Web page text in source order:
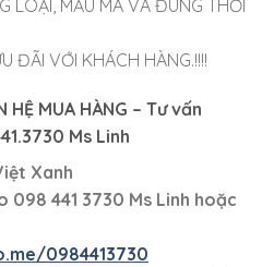
LOẠI, MẪU MÃ VÀ ĐÚNG THỜI
ĐÃI VỚI KHÁCH HÀNG.!!!!
MUA HÀNG – Tư vấn
Ms Linh
Xanh
098 441 3730 Ms Linh hoặc
0984413730